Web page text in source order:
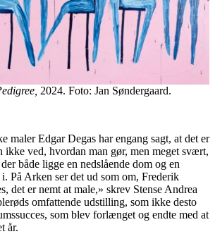
2024. Foto: Jan Søndergaard.
maler Edgar Degas har engang sagt, at det er
ikke ved, hvordan man gør, men meget svært,
både ligge en nedslående dom og en
På Arken ser det ud som om, Frederik
det er nemt at male,» skrev Stense Andrea
omfattende udstilling, som ikke desto
som blev forlænget og endte med at
år.